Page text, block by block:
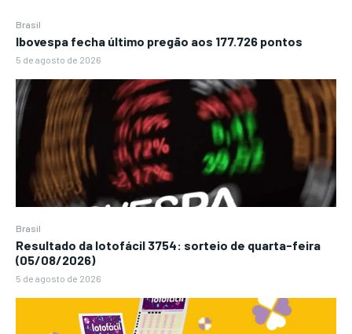
Brasil
Ibovespa fecha último pregão aos 177.726 pontos
5 de agosto de 2026
Brasil
Resultado da lotofácil 3754: sorteio de quarta-feira
(05/08/2026)
5 de agosto de 2026